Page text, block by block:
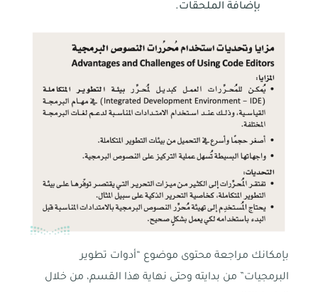
بإضافة الملحقات.
بإمكانك مراجعة محتوى موضوع “أدوات تطوير
البرمجيات” من بدايته وحتى نهاية هذا القسم، من خلال